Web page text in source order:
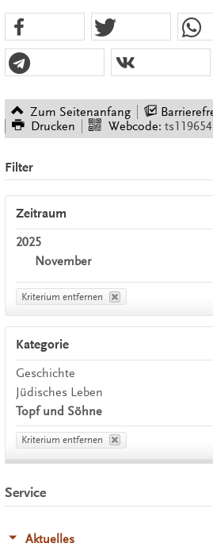
Zum Seitenanfang
Drucken
Webcode: ts119654
Filter
Zeitraum
2025
November
Kriterium entfernen
Kategorie
Geschichte
Jüdisches Leben
Topf und Söhne
Kriterium entfernen
Service
Aktuelles